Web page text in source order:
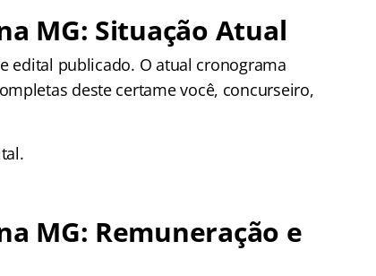
MG: Situação Atual
edital publicado. O atual cronograma
deste certame você, concurseiro,
MG: Remuneração e